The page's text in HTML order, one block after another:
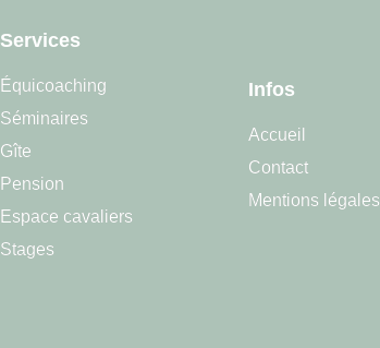
Services
Équicoaching
Séminaires
Gîte
Pension
Espace cavaliers
Stages
Infos
Accueil
Contact
Mentions légales